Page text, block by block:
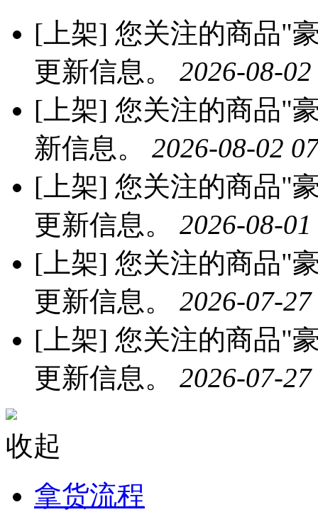
[上架] 您关注的商品"
更新信息。 2026-08-
[上架] 您关注的商品"
新信息。 2026-08-02
[上架] 您关注的商品"
更新信息。 2026-08-
[上架] 您关注的商品"
更新信息。 2026-07-
[上架] 您关注的商品"
更新信息。 2026-07-
收起
拿货流程